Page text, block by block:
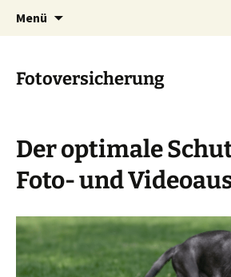
Menü
Fotoversicherung
Der optimale
Foto- und